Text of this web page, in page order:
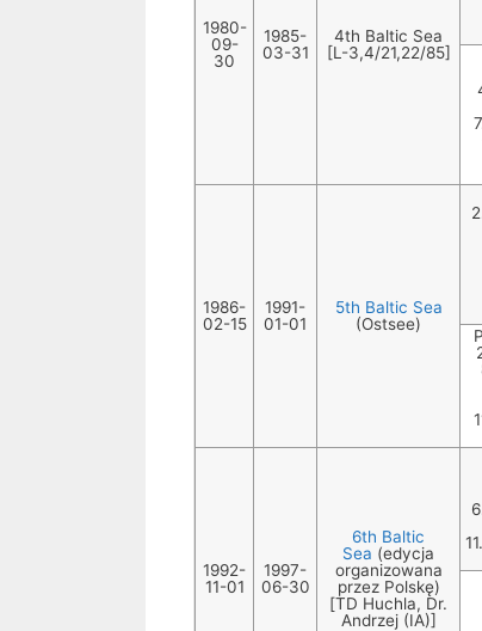
1980-
09-
30
1985-
03-31
4th Baltic Sea
[L-3,4/21,22/85]
1986-
02-15
1991-
01-01
5th Baltic Sea
(Ostsee)
1992-
11-01
1997-
06-30
6th Baltic
Sea (edycja
organizowana
przez Polskę)
[TD Huchla, Dr.
Andrzej (IA)]